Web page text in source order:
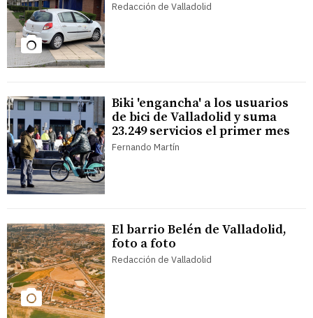
Redacción de Valladolid
Biki 'engancha' a los usuarios
de bici de Valladolid y suma
23.249 servicios el primer mes
Fernando Martín
El barrio Belén de Valladolid,
foto a foto
Redacción de Valladolid